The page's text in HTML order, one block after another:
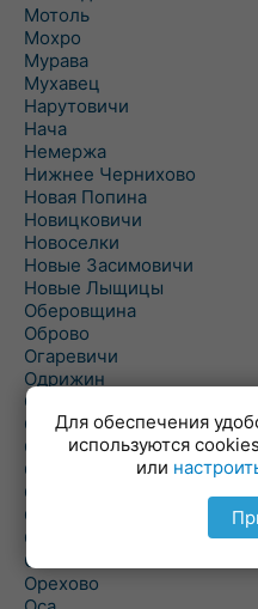
Мотоль
Мохро
Мурава
Мухавец
Нарутовичи
Нача
Немержа
Нижнее Чернихово
Новая Попина
Новицковичи
Новоселки
Новые Засимовичи
Новые Лыщицы
Оберовщина
Оброво
Огаревичи
Одрижин
Оздамичи
Озяты
Олтуш
Ольманы
Ольпень
Ольшаны
Омельная
Ополь
Орехово
Для обеспечения
используются
или